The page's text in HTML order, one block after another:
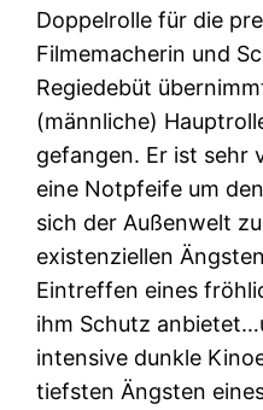
Doppelrolle für die
Filmemacherin und
Regiedebüt
(männliche)
gefangen. Er ist sehr
eine Notpfeife um
sich der Außenwelt
existenziellen
Eintreffen eines
ihm Schutz
intensive dunkle
tiefsten Ängsten